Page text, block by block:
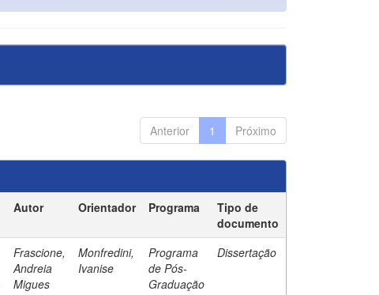
Anterior 1 Próximo
Autor Orientador Programa
Tipo de
documento
Frascione,
Andreia
Migues
Monfredini,
Ivanise
Programa
de Pós-
Graduação
Dissertação